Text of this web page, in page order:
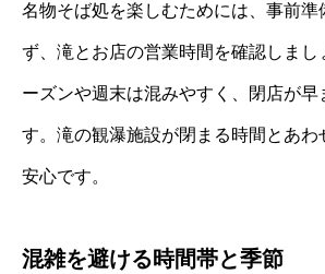
名物そば処を楽しむためには、事前準
ず、滝とお店の営業時間を確認しまし
ーズンや週末は混みやすく、閉店が早
す。滝の観瀑施設が閉まる時間とあわ
安心です。
混雑を避ける時間帯と季節